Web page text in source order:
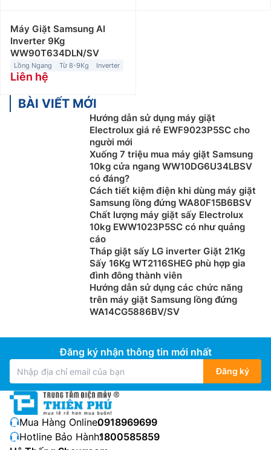
Máy Giặt Samsung AI
Inverter 9Kg
WW90T634DLN/SV
Lồng Ngang Từ 8-9Kg Inverter
Liên hệ
BÀI VIẾT MỚI
Hướng dẫn sử dụng máy giặt
Electrolux giá rẻ EWF9023P5SC cho
người mới
Xuống 7 triệu mua máy giặt Samsung
10kg cửa ngang WW10DG6U34LBSV
có đáng?
Cách tiết kiệm điện khi dùng máy giặt
Samsung lồng đứng WA80F15B6BSV
Chất lượng máy giặt sấy Electrolux
10kg EWW1023P5SC có như quảng
cáo
Tháp giặt sấy LG inverter Giặt 21Kg
Sấy 16Kg WT2116SHEG phù hợp gia
đình đông thành viên
Hướng dẫn sử dụng các chức năng
trên máy giặt Samsung lồng đứng
WA14CG5886BV/SV
Đăng ký nhận thông tin mới nhất
Đăng ký
Mua Hàng Online:0918969699
Hotline Bảo Hành:1800585859